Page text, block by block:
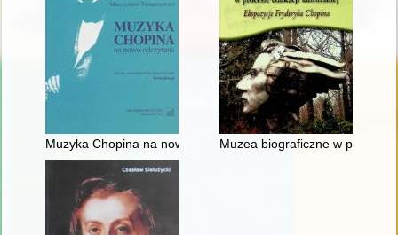
Muzyka Chopina na nowo odczytanaMuzea biograficzne w